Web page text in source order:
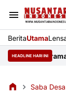
BeritaUtama
HEADLINE HARI INI
Indramayu:
Saba Desa